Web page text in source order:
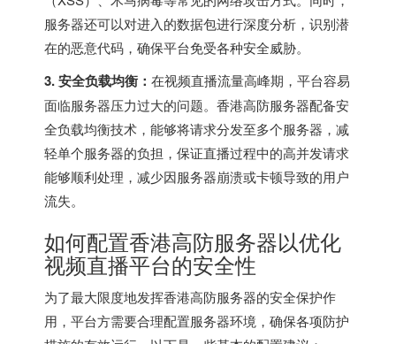
服务器还可以对进入的数据包进行深度分析，识别潜
在的恶意代码，确保平台免受各种安全威胁。
3. 安全负载均衡： 在视频直播流量高峰期，平台容易
面临服务器压力过大的问题。香港高防服务器配备安
全负载均衡技术，能够将请求分发至多个服务器，减
轻单个服务器的负担，保证直播过程中的高并发请求
能够顺利处理，减少因服务器崩溃或卡顿导致的用户
流失。
如何配置香港高防服务器以优化
视频直播平台的安全性
为了最大限度地发挥香港高防服务器的安全保护作
用，平台方需要合理配置服务器环境，确保各项防护